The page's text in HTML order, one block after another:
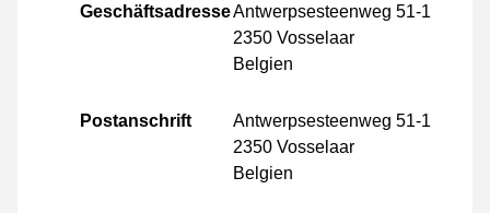
GeschäftsadresseAntwerpsesteenweg 51-1
2350 Vosselaar
Belgien
Postanschrift
Antwerpsesteenweg 51-1
2350 Vosselaar
Belgien